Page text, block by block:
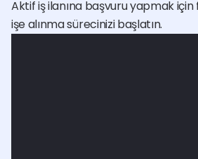
Kaydol
Aktif iş ilanına başvuru yapmak
işe alınma sürecinizi başlatın.